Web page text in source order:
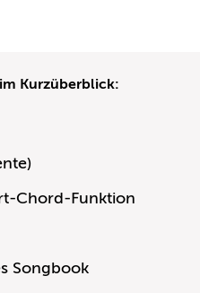
Kurzüberblick:
Chord-Funktion
Songbook